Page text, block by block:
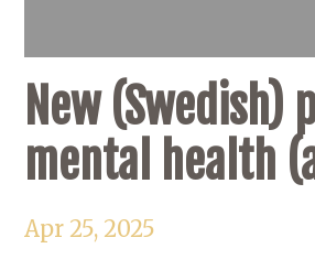
New (Swedish)
mental health
Apr 25, 2025